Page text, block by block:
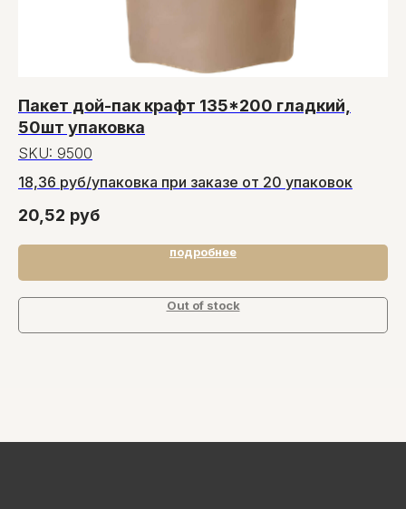
Пакет дой-пак крафт 135*200 гладкий,
50шт упаковка
SKU: 9500
18,36 руб/упаковка при заказе от 20 упаковок
20,52 руб
подробнее
Out of stock